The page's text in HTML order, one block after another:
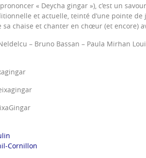
« Deycha gingar »), c’est un
et actuelle, teinté d’une pointe
sa chaise et chanter en chœur (et encore)
– Bruno Bassan – Paula Mirhan
Cornillon